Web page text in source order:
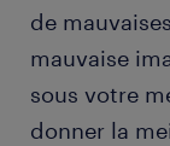
de
mauvaise
sous votre
donner la